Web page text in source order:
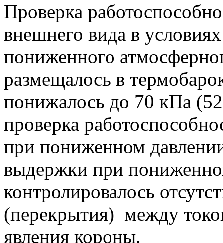
Проверка
внешнего вида в
пониженного
размещалось в
понижалось до 70 кПа
проверка
при пониженном
выдержки при
контролировалось
(перекрытия) между
явления короны.